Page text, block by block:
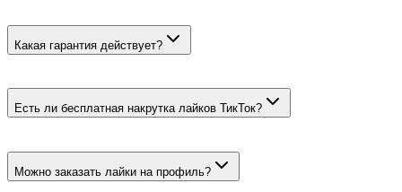
возраст. У ботов пиккера нет.
Какая гарантия действует?
лайков гарантии нет.
Есть ли бесплатная накрутка лайков ТикТок?
рассчитывается до оплаты.
Можно заказать лайки на профиль?